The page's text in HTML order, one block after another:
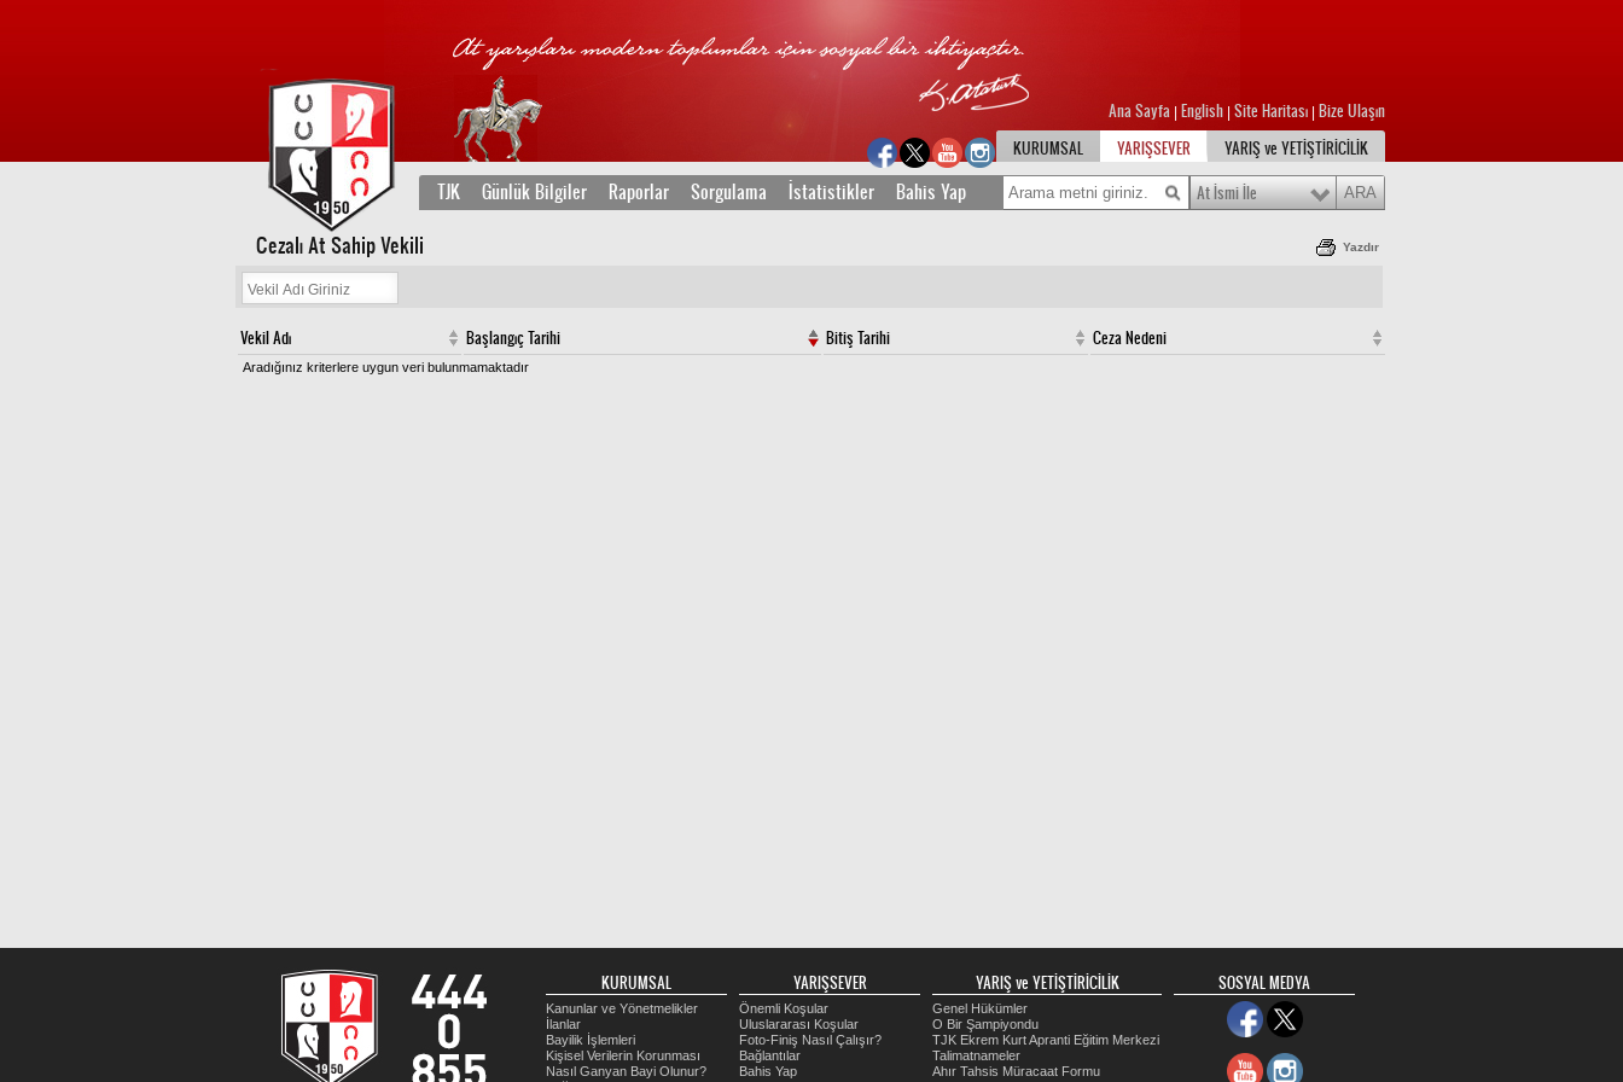
Ana Sayfa English Site Haritası Bize Ulaşın
KURUMSAL
YARIŞSEVER YARIŞ ve YETİŞTİRİCİLİK
TJK Günlük Bilgiler Raporlar Sorgulama İstatistikler Bahis Yap At İsmi İle
Cezalı At Sahip Vekili Yazdır
Vekil Adı Başlangıç Tarihi Bitiş Tarihi Ceza Nedeni
Aradığınız kriterlere uygun veri bulunmamaktadır
KURUMSAL
Kanunlar ve Yönetmelikler
İlanlar
Bayilik İşlemleri
Kişisel Verilerin Korunması
Nasıl Ganyan Bayi Olunur?
YARIŞSEVER
Önemli Koşular
Uluslararası Koşular
Foto-Finiş Nasıl Çalışır?
Bağlantılar
Bahis Yap
YARIŞ ve YETİŞTİRİCİLİK
Genel Hükümler
O Bir Şampiyondu
TJK Ekrem Kurt Apranti Eğitim Merkezi
Talimatnameler
Ahır Tahsis Müracaat Formu
SOSYAL MEDYA